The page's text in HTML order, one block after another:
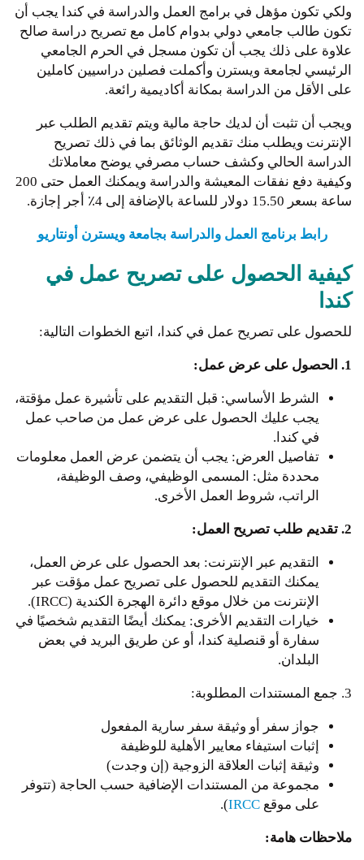
ولكي تكون مؤهل في برامج العمل والدراسة في كندا يجب أن
تكون طالب جامعي دولي بدوام كامل مع تصريح دراسة صالح
علاوة على ذلك يجب أن تكون مسجل في الحرم الجامعي
الرئيسي لجامعة ويسترن وأكملت فصلين دراسيين كاملين
على الأقل من الدراسة بمكانة أكاديمية رائعة.
ويجب أن تثبت أن لديك حاجة مالية ويتم تقديم الطلب عبر
الإنترنت ويطلب منك تقديم الوثائق بما في ذلك تصريح
الدراسة الحالي وكشف حساب مصرفي يوضح معاملاتك
وكيفية دفع نفقات المعيشة والدراسة ويمكنك العمل حتى 200
ساعة بسعر 15.50 دولار للساعة بالإضافة إلى 4٪ أجر إجازة.
رابط برنامج العمل والدراسة بجامعة ويسترن أونتاريو
كيفية الحصول على تصريح عمل في
كندا
للحصول على تصريح عمل في كندا، اتبع الخطوات التالية:
1. الحصول على عرض عمل:
الشرط الأساسي: قبل التقديم على تأشيرة عمل مؤقتة،
يجب عليك الحصول على عرض عمل من صاحب عمل
في كندا.
تفاصيل العرض: يجب أن يتضمن عرض العمل معلومات
محددة مثل: المسمى الوظيفي، وصف الوظيفة،
الراتب، شروط العمل الأخرى.
2. تقديم طلب تصريح العمل:
التقديم عبر الإنترنت: بعد الحصول على عرض العمل،
يمكنك التقديم للحصول على تصريح عمل مؤقت عبر
الإنترنت من خلال موقع دائرة الهجرة الكندية (IRCC).
خيارات التقديم الأخرى: يمكنك أيضًا التقديم شخصيًا في
سفارة أو قنصلية كندا، أو عن طريق البريد في بعض
البلدان.
3. جمع المستندات المطلوبة:
جواز سفر أو وثيقة سفر سارية المفعول
إثبات استيفاء معايير الأهلية للوظيفة
وثيقة إثبات العلاقة الزوجية (إن وجدت)
مجموعة من المستندات الإضافية حسب الحاجة (تتوفر
على موقع
).
ملاحظات هامة: